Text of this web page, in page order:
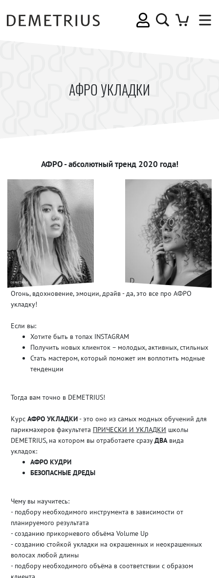
АФРО УКЛАДКИ
АФРО - абсолютный тренд 2020 года!
Огонь, вдохновение, эмоции, драйв - да, это все про АФРО
укладку!
Если вы:
Хотите быть в топах INSTAGRAM
Получить новых клиенток – молодых, активных, стильных
Стать мастером, который поможет им воплотить модные
тенденции
Тогда вам точно в DEMETRIUS!
Курс АФРО УКЛАДКИ- это оно из самых модных обучений для
парикмахеров факультета ПРИЧЕСКИ И УКЛАДКИ школы
DEMETRIUS, на котором вы отработаете сразуДВА вида
укладок:
АФРО КУДРИ
БЕЗОПАСНЫЕ ДРЕДЫ
Чему вы научитесь:
- подбору необходимого инструмента в зависимости от
планируемого результата
- созданию прикорневого объёма Volume Up
- созданию стойкой укладки на окрашенных и неокрашенных
волосах любой длины
- подбору необходимого объёма в соответствии с образом